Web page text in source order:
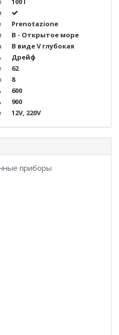
Prenotazione
B - Открытое море
В виде V глубокая
Дрейф
62
8
600
900
12V, 220V
приборы